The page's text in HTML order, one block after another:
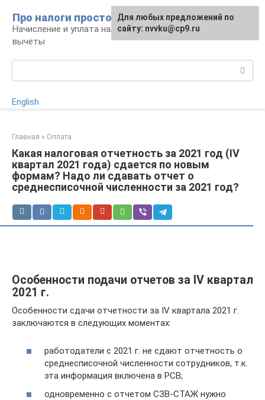
контенту
Про налоги просто
Начисление и уплата налогов, налоговые
вычеты
English
Главная » Оплата
Какая налоговая отчетность за 2021 год (IV
квартал 2021 года) сдается по новым
формам? Надо ли сдавать отчет о
среднесписочной численности за 2021 год?
Особенности подачи отчетов за IV квартал
2021 г.
Особенности сдачи отчетности за IV квартала 2021 г.
заключаются в следующих моментах:
работодатели с 2021 г. не сдают отчетность о
среднесписочной численности сотрудников, т.к.
эта информация включена в РСВ;
одновременно с отчетом СЗВ-СТАЖ нужно
Для любых предложений по
сайту: nvvku@cp9.ru